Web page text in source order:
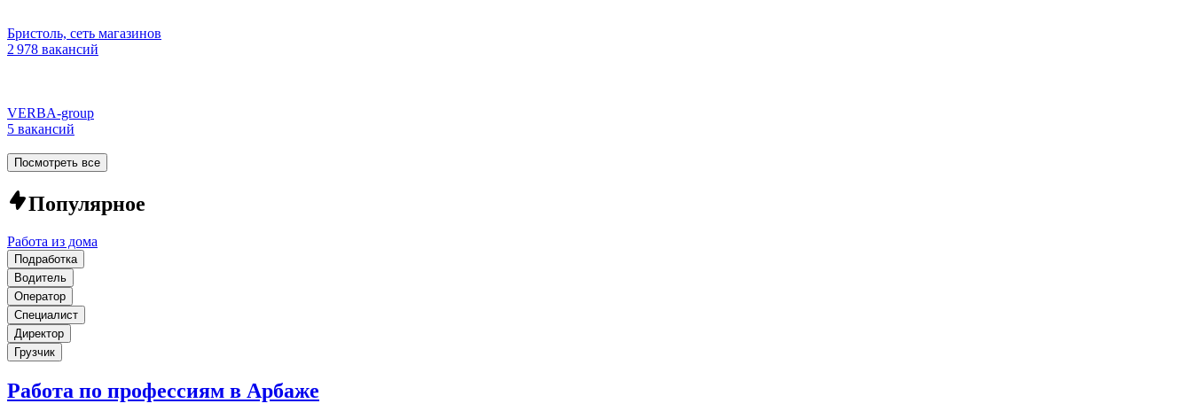
Бристоль, сеть магазинов
2 978 вакансий
VERBA-group
5 вакансий
Посмотреть все
Популярное
Работа из дома
Подработка
Водитель
Оператор
Специалист
Директор
Грузчик
Работа по профессиям в Арбаже